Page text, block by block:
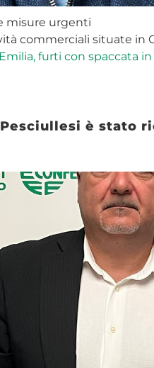
misure urgenti
commerciali situate in
furti con spaccata in
è